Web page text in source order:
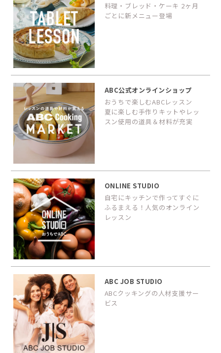
料理・ブレッド・ケーキ 2ヶ月
ごとに新メニュー登場
ABC公式オンラインショップ
おうちで楽しむABCレッスン
夏に楽しむ手作りキットやレッ
スン使用の道具＆材料が充実
ONLINE STUDIO
自宅にキッチンで作ってすぐに
ふるまえる！人気のオンライン
レッスン
ABC JOB STUDIO
ABCクッキングの人材支援サー
ビス